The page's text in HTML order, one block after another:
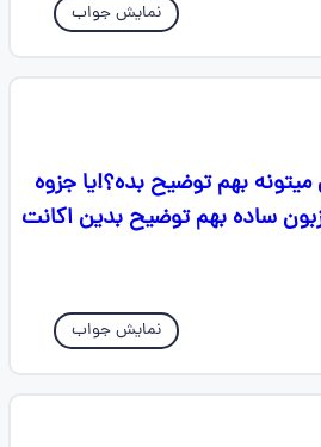
نمایش جواب
کسی میتونه بهم توضیح بده؟!یا جزوه
ساده بهم توضیح بدین اکانت
نمایش جواب